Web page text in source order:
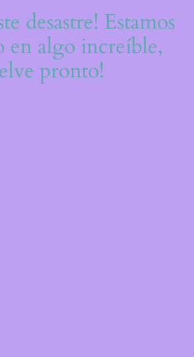
desastre! Estamos
en algo increíble,
pronto!